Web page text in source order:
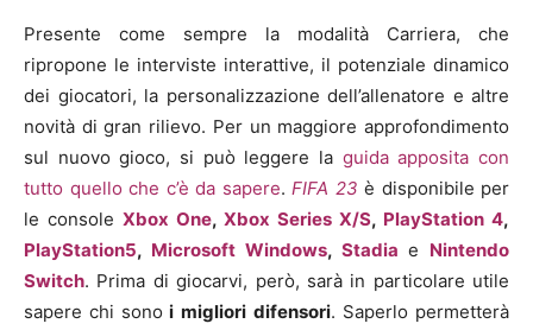
Presente come sempre la modalità Carriera, che
ripropone le interviste interattive, il potenziale dinamico
dei giocatori, la personalizzazione dell’allenatore e altre
novità di gran rilievo. Per un maggiore approfondimento
sul nuovo gioco, si può leggere la guida apposita con
tutto quello che c’è da sapere. FIFA 23 è disponibile per
le console Xbox One, Xbox Series X/S, PlayStation 4,
PlayStation5, Microsoft Windows, Stadia e Nintendo
Switch. Prima di giocarvi, però, sarà in particolare utile
sapere chi sono i migliori difensori. Saperlo permetterà